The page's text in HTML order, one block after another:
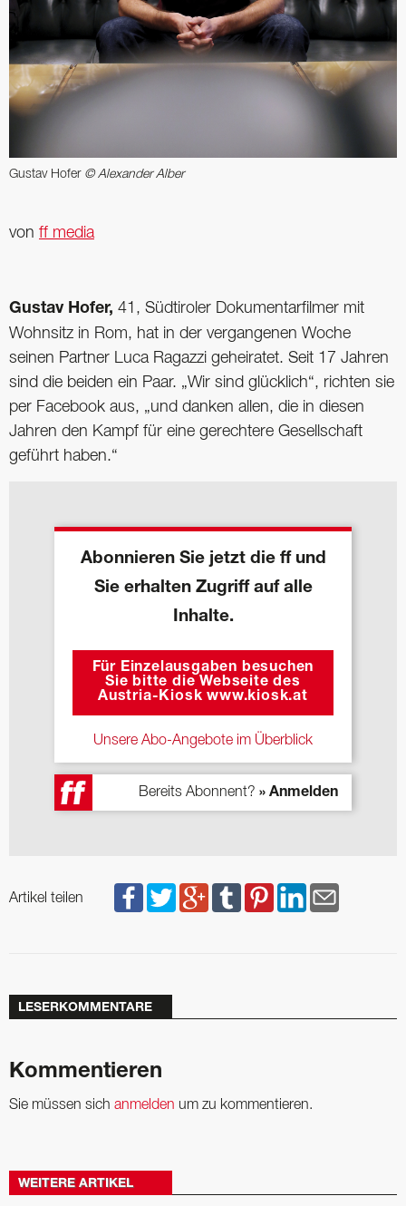
Gustav Hofer © Alexander Alber
von ff media
Gustav Hofer, 41, Südtiroler Dokumentarfilmer mit
Wohnsitz in Rom, hat in der vergangenen Woche
seinen Partner Luca Ragazzi geheiratet. Seit 17 Jahren
sind die beiden ein Paar. „Wir sind glücklich“, richten sie
per Facebook aus, „und danken allen, die in diesen
Jahren den Kampf für eine gerechtere Gesellschaft
geführt haben.“
Abonnieren Sie jetzt die ff und
Sie erhalten Zugriff auf alle
Inhalte.
Für Einzelausgaben besuchen
Sie bitte die Webseite des
Austria-Kiosk www.kiosk.at
Unsere Abo-Angebote im Überblick
Bereits Abonnent? » Anmelden
Artikel teilen
LESERKOMMENTARE
Kommentieren
Sie müssen sich anmelden um zu kommentieren.
WEITERE ARTIKEL